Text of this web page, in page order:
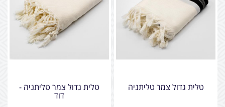
טלית גדול צמר טליתניה טלית גדול צמר טליתניה -
דוד